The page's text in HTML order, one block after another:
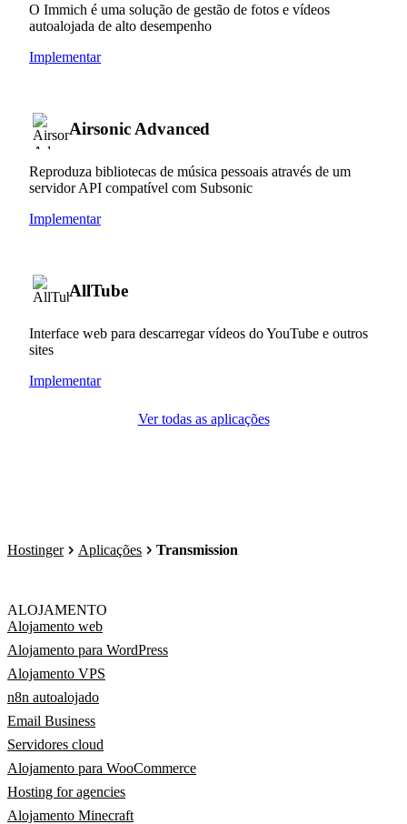
O Immich é uma solução de gestão de fotos e vídeos
autoalojada de alto desempenho
Implementar
Airsonic Advanced
Reproduza bibliotecas de música pessoais através de um
servidor API compatível com Subsonic
Implementar
AllTube
Interface web para descarregar vídeos do YouTube e outros
sites
Implementar
Ver todas as aplicações
Hostinger Aplicações Transmission
ALOJAMENTO
Alojamento web
Alojamento para WordPress
Alojamento VPS
n8n autoalojado
Email Business
Servidores cloud
Alojamento para WooCommerce
Hosting for agencies
Alojamento Minecraft